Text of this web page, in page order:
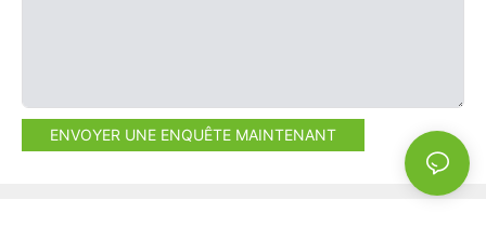
ENVOYER UNE ENQUÊTE MAINTENANT